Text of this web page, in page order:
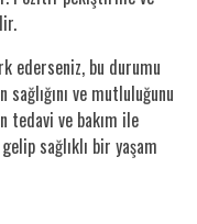
ederseniz, bu durumu
ve mutluluğunu
tedavi ve bakım ile
sağlıklı bir yaşam